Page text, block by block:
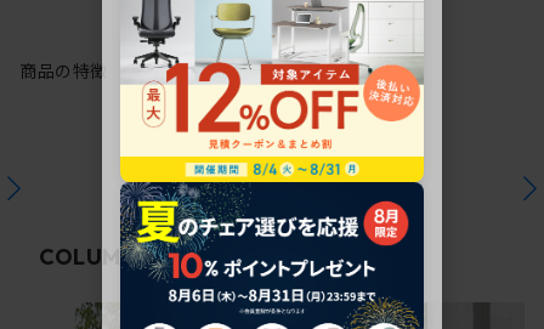
商品の特徴
COLUMN関連コラム